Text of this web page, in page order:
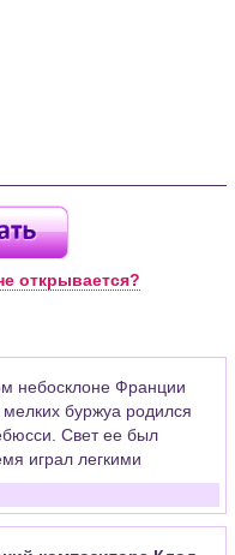
открывается?
небосклоне Франции
буржуа родился
Свет ее был
играл легкими
новую музыку -
он